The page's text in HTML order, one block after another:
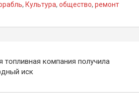
, Культура, общество, ремонт
топливная компания получила
иск